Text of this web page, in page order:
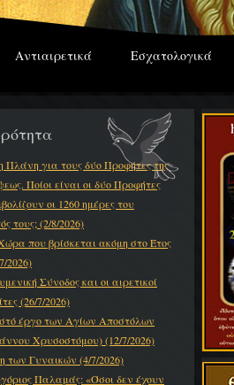
Αντιαιρετικά Εσχατολογικά
για τους δύο Προφήτες της
Ποίοι είναι οι δύο Προφήτες
οι 1260 ημέρες του
τους; (2/8/2026)
που βρίσκεται ακόμη στο Έτος
2026)
Σύνοδος και οι αιρετικοί
(26/7/2026)
έργο των Αγίων Αποστόλων
Χρυσοστόμου) (12/7/2026)
των Γυναικών (4/7/2026)
Παλαμάς: «Όσοι δεν έχουν